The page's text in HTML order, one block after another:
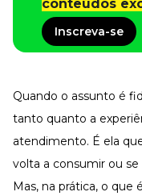
Para simplificar os
Gestão de
Eleve os
Capacitação com
Recursos
Fortaleça a cultura
Treinamento
Desenvolva a sua
conteúdos
Inscreva-se
Quando o assunto é
tanto quanto a
atendimento. É ela
volta a consumir ou
Mas, na prática, o que é